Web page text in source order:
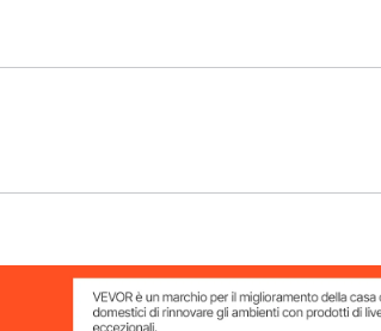
23,2 piedi quadrati/21.600 cm²